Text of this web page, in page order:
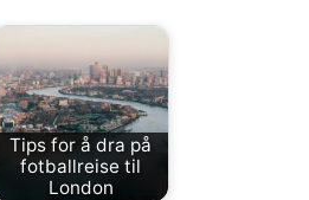
Tips for å dra på
fotballreise til
London